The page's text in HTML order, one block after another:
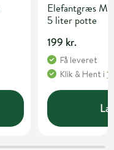
Elefantgræs
5 liter potte
199 kr.
Få leveret
Klik & Hent i